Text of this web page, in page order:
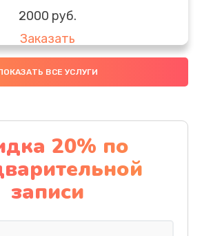
2000 руб.
Заказать
после залития
Заказать
электроплаты
1320 руб.
Заказать
ВСЕ УСЛУГИ
20% по
записи